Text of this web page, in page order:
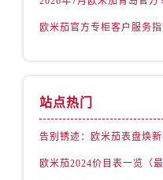
站点热门
告别锈迹：欧米茄表盘焕新